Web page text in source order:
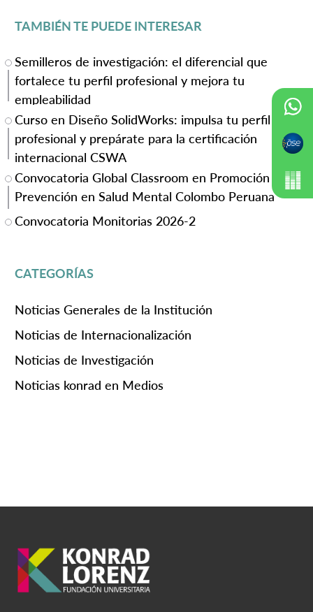
TAMBIÉN TE PUEDE INTERESAR
Semilleros de investigación: el diferencial que
fortalece tu perfil profesional y mejora tu
empleabilidad
Curso en Diseño SolidWorks: impulsa tu perfil
profesional y prepárate para la certificación
internacional CSWA
Convocatoria Global Classroom en Promoción y
Prevención en Salud Mental Colombo Peruana
Convocatoria Monitorias 2026-2
CATEGORÍAS
Noticias Generales de la Institución
Noticias de Internacionalización
Noticias de Investigación
Noticias konrad en Medios